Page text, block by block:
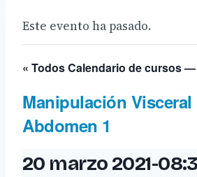
Este evento ha pasado.
« Todos Calendario de cursos
Manipulación Visceral
Abdomen 1
20 marzo 2021-